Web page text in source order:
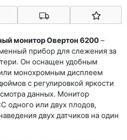
Арконт-Мед
монитор Овертон 6200 –
прибор для слежения за
Он оснащен удобным
монохромным дисплеем
с регулировкой яркости
данных. Монитор
одного или двух плодов,
двух датчиков на один